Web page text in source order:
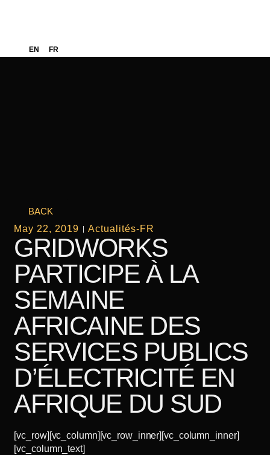
EN FR
BACK
May 22, 2019
Actualités-FR
GRIDWORKS
PARTICIPE À LA
SEMAINE
AFRICAINE DES
SERVICES PUBLICS
D’ÉLECTRICITÉ EN
AFRIQUE DU SUD
[vc_row][vc_column][vc_row_inner][vc_column_inner]
[vc_column_text]